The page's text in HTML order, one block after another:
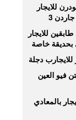
للايجار
3
للايجار
خاصة
دجلة
فيو العين
بالمعادي